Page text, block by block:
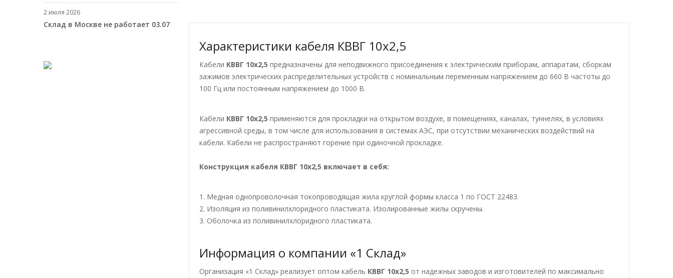
Характеристики кабеля КВВГ 10х2,5
Кабели КВВГ 10х2,5 предназначены для неподвижного присоединения к электрическим приборам, аппаратам, сборкам
зажимов электрических распределительных устройств с номинальным переменным напряжением до 660 В частоты до
100 Гц или постоянным напряжением до 1000 В.
Кабели КВВГ 10х2,5 применяются для прокладки на открытом воздухе, в помещениях, каналах, туннелях, в условиях
агрессивной среды, в том числе для использования в системах АЭС, при отсутствии механических воздействий на
кабели. Кабели не распространяют горение при одиночной прокладке.
Конструкция кабеля КВВГ 10х2,5 включает в себя:
1. Медная однопроволочная токопроводящая жила круглой формы класса 1 по ГОСТ 22483.
2. Изоляция из поливинилхлоридного пластиката. Изолированные жилы скручены.
3. Оболочка из поливинилхлоридного пластиката.
Информация о компании «1 Склад»
Организация «1 Склад» реализует оптом кабель КВВГ 10х2,5 от надежных заводов и изготовителей по максимально
2 июля 2026
Склад в Москве не работает 03.07